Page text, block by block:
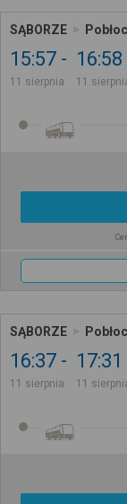
SĄBORZE
15:57
11 sierpnia
16:58
11
SĄBORZE
16:37
11 sierpnia
17:31
11